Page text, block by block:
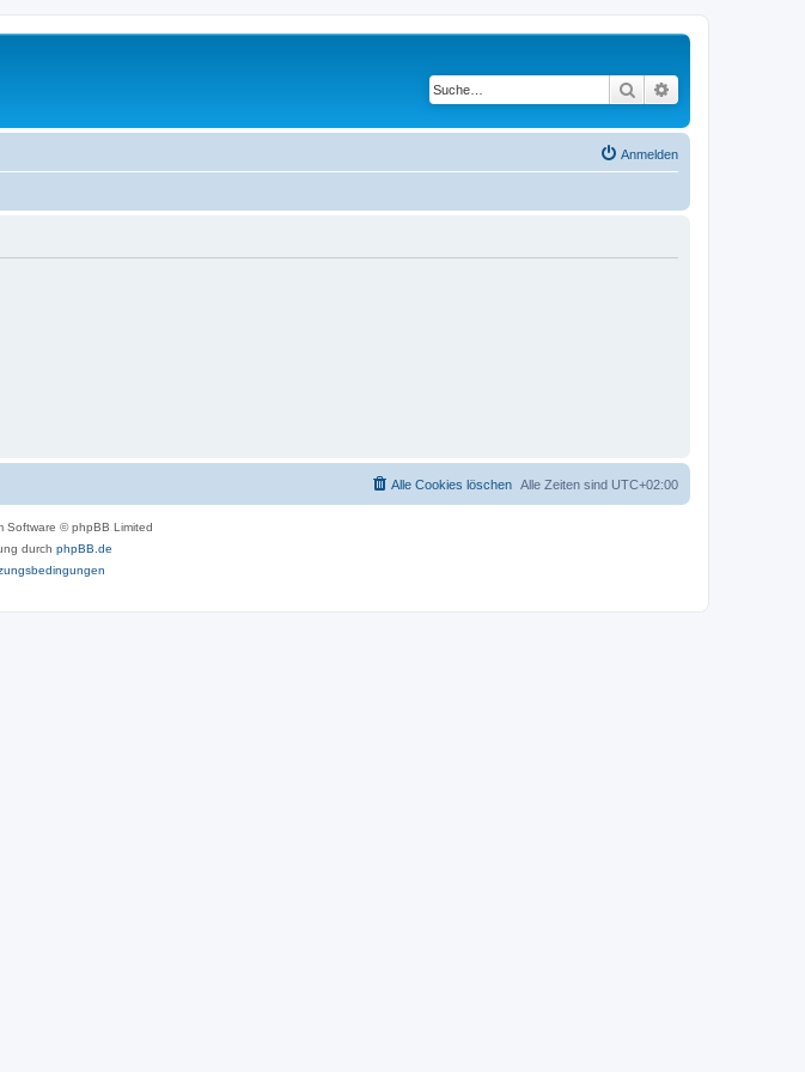
Suche
Anmelden
Alle Zeiten sind UTC+02:00
Alle Cookies löschen
Software © phpBB Limited
durch phpBB.de